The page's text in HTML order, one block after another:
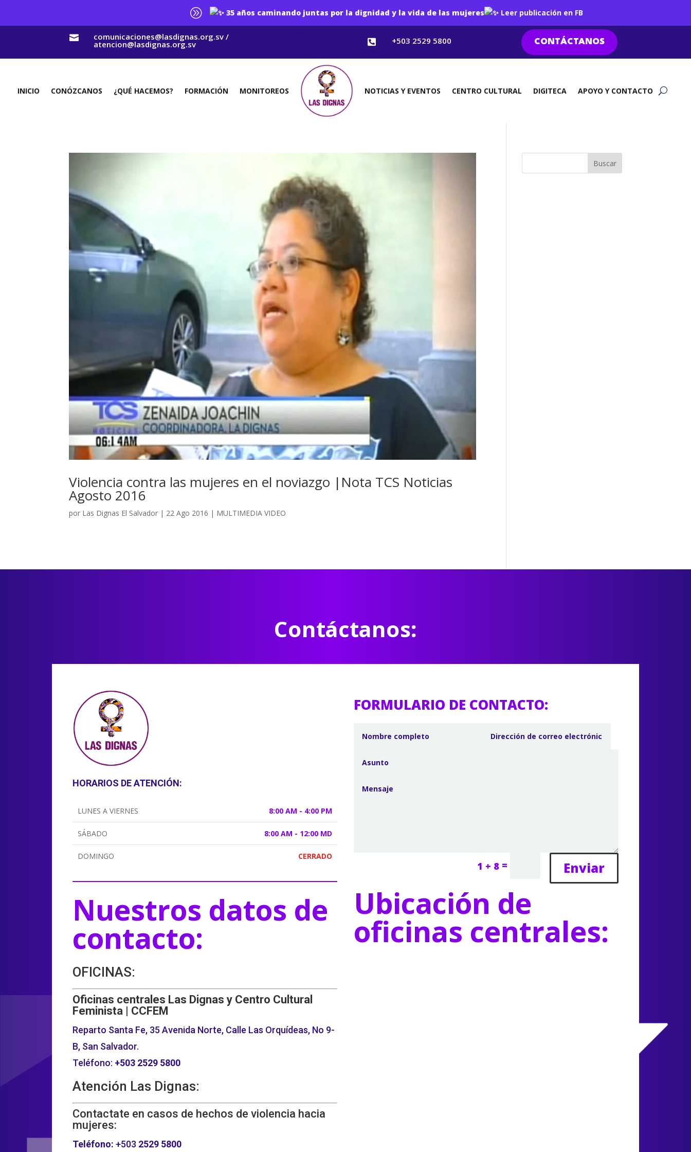
A 35 años caminando juntas por la dignidad y la vida de las mujeres Leer publicación en FB
 comunicaciones@lasdignas.org.sv /
atencion@lasdignas.org.sv  +503 2529 5800 CONTÁCTANOS
INICIO CONÓZCANOS ¿QUÉ HACEMOS? FORMACIÓN MONITOREOS NOTICIAS Y EVENTOS CENTRO CULTURAL DIGITECA APOYO Y CONTACTO
Violencia contra las mujeres en el noviazgo |Nota TCS Noticias
Agosto 2016
por Las Dignas El Salvador | 22 Ago 2016 | MULTIMEDIA VIDEO
Contáctanos:
HORARIOS DE ATENCIÓN:
LUNES A VIERNES 8:00 AM - 4:00 PM
SÁBADO 8:00 AM - 12:00 MD
DOMINGO CERRADO
Nuestros datos de
contacto:
OFICINAS:
Oficinas centrales Las Dignas y Centro Cultural
Feminista | CCFEM
Reparto Santa Fe, 35 Avenida Norte, Calle Las Orquídeas, No 9-
B, San Salvador.
Teléfono: +503 2529 5800
Atención Las Dignas:
Contactate en casos de hechos de violencia hacia
mujeres:
Teléfono: +503 2529 5800
FORMULARIO DE CONTACTO:
1 + 8 = Enviar
Ubicación de
oficinas centrales: